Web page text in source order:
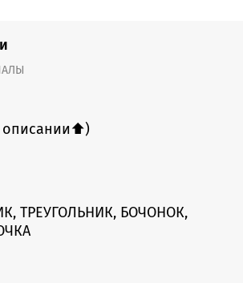
описании⬆️)
ТРЕУГОЛЬНИК, БОЧОНОК,